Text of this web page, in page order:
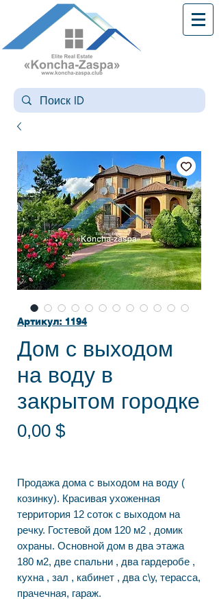
Артикул: 1194
Дом с выходом
на воду в
закрытом городке
0,00 $Цена
Продажа дома с выходом на воду (
козинку). Красивая ухоженная
территория 12 соток с выходом на
речку. Гостевой дом 120 м2 , домик
охраны. Основной дом в два этажа
180 м2, две спальни , два гардеробе ,
кухна , зал , кабинет , два с\у, терасса,
прачечная, гараж.